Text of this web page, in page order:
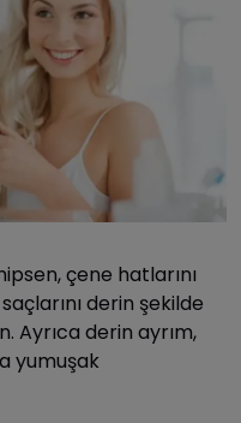
çene hatlarını
derin şekilde
Ayrıca derin ayrım,
yumuşak